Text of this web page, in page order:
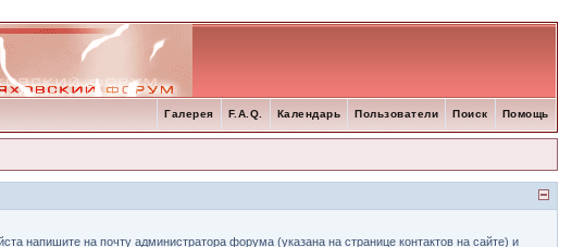
Помощь
Поиск
Пользователи
Календарь
F.A.Q.
Галерея
напишите на почту администратора форума (указана на странице контактов на сайте) и